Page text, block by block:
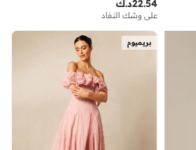
د.ك22.54
على وشك النفاد
بريميوم